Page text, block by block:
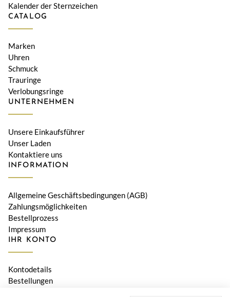
Kalender der Sternzeichen
CATALOG
Marken
Uhren
Schmuck
Trauringe
Verlobungsringe
UNTERNEHMEN
Unsere Einkaufsführer
Unser Laden
Kontaktiere uns
INFORMATION
Allgemeine Geschäftsbedingungen (AGB)
Zahlungsmöglichkeiten
Bestellprozess
Impressum
IHR KONTO
Kontodetails
Bestellungen